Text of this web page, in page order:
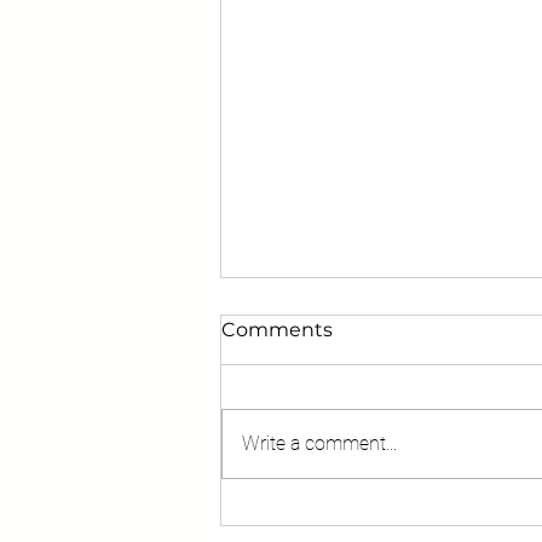
Comments
Write a comment...